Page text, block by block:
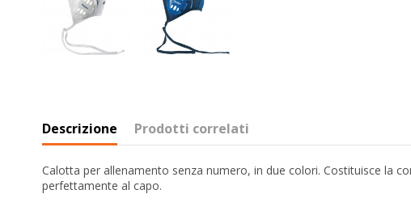
Descrizione Prodotti correlati
Calotta per allenamento senza numero, in due colori. Costituisce la
perfettamente al capo.